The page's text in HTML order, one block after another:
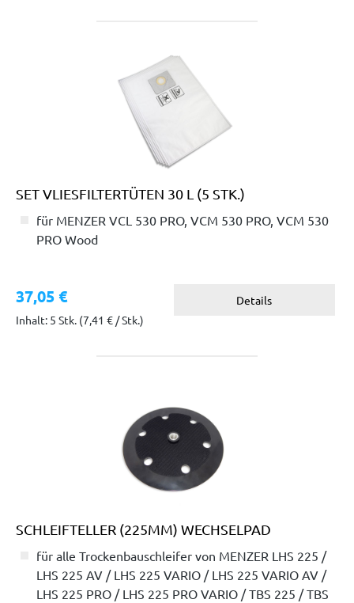
SET VLIESFILTERTÜTEN 30 L (5 STK.)
für MENZER VCL 530 PRO, VCM 530 PRO, VCM 530
PRO Wood
37,05 €
Inhalt: 5 Stk. (7,41 € / Stk.)
Details
SCHLEIFTELLER (225MM) WECHSELPAD
für alle Trockenbauschleifer von MENZER LHS 225 /
LHS 225 AV / LHS 225 VARIO / LHS 225 VARIO AV /
LHS 225 PRO / LHS 225 PRO VARIO / TBS 225 / TBS